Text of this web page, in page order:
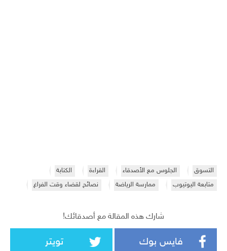
التسوق الجلوس مع الأصدقاء القراءة
الكتابة
متابعة اليوتيوب
ممارسة الرياضة نصائح لقضاء وقت الفراغ
شارك هذه المقالة مع أصدقائك!
فايس بوك تويتر